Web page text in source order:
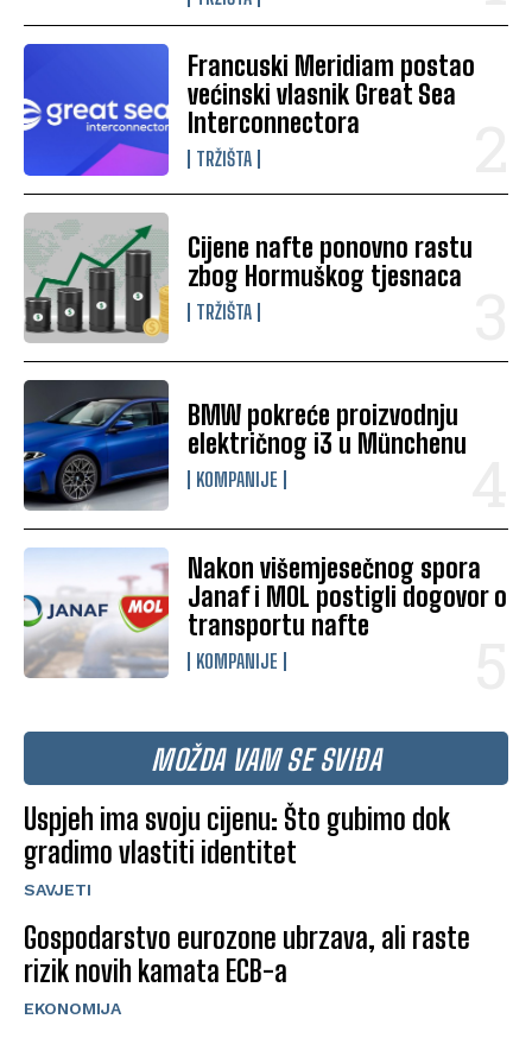
Francuski Meridiam postao
većinski vlasnik Great Sea
Interconnectora
TRŽIŠTA
Cijene nafte ponovno rastu
zbog Hormuškog tjesnaca
TRŽIŠTA
BMW pokreće proizvodnju
električnog i3 u Münchenu
KOMPANIJE
Nakon višemjesečnog spora
Janaf i MOL postigli dogovor o
transportu nafte
KOMPANIJE
MOŽDA VAM SE SVIĐA
Uspjeh ima svoju cijenu: Što gubimo dok
gradimo vlastiti identitet
SAVJETI
Gospodarstvo eurozone ubrzava, ali raste
rizik novih kamata ECB-a
EKONOMIJA